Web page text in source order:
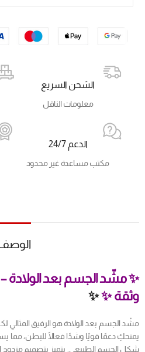
الشحن السريع
معلومات الناقل
الدعم 24/7
مكتب مساعدة غير محدود
✨ مشّد الجسم بعد الولادة –
وثقة ✨✨
مشّد الجسم بعد الولادة هو الرفيق المثالي
يمنحكِ دعمًا قويًا وشدًا فعالًا للبطن، مما
شكل الجسم الطبيعي. يتميز بتصميم مزدوج